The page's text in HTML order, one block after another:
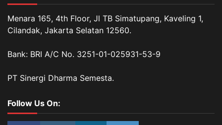
Menara 165, 4th Floor, Jl TB Simatupang, Kaveling 1,
Cilandak, Jakarta Selatan 12560.
Bank: BRI A/C No. 3251-01-025931-53-9
PT Sinergi Dharma Semesta.
Follow Us On: